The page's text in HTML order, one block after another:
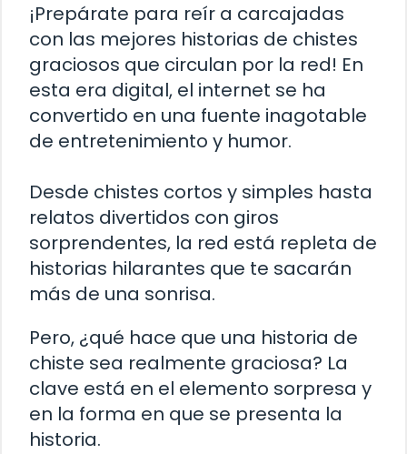
¡Prepárate para reír a carcajadas
con las mejores historias de chistes
graciosos que circulan por la red! En
esta era digital, el internet se ha
convertido en una fuente inagotable
de entretenimiento y humor.
Desde chistes cortos y simples hasta
relatos divertidos con giros
sorprendentes, la red está repleta de
historias hilarantes que te sacarán
más de una sonrisa.
Pero, ¿qué hace que una historia de
chiste sea realmente graciosa? La
clave está en el elemento sorpresa y
en la forma en que se presenta la
historia.